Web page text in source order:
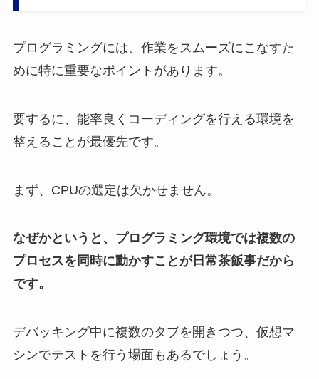
プログラミングには、作業をスムーズにこなすた
めに特に重要なポイントがあります。
要するに、能率良くコーディングを行える環境を
整えることが最優先です。
まず、CPUの選定は欠かせません。
なぜかというと、プログラミング環境では複数の
プロセスを同時に動かすことが日常茶飯事だから
です。
デバッキング中に複数のタブを開きつつ、仮想マ
シンでテストを行う場面もあるでしょう。